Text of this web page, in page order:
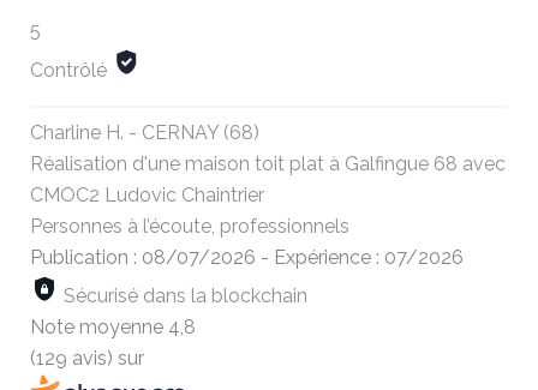
5
Contrôlé
Charline H. - CERNAY (68)
Réalisation d'une maison toit plat à Galfingue 68 avec
CMOC2 Ludovic Chaintrier
Personnes à l’écoute, professionnels
Publication : 08/07/2026 - Expérience : 07/2026
Sécurisé dans la blockchain
Note moyenne 4,8
(129 avis) sur